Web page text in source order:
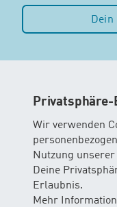
Wir verwenden
Nutzung
Deine
Erlaubnis.
Mehr